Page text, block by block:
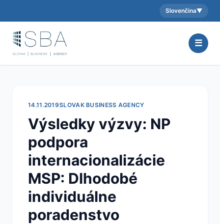
Aktuálny jazyk:
Slovenčina▼
☰
14.11.2019SLOVAK BUSINESS AGENCY
Výsledky výzvy: NP
podpora
internacionalizácie
MSP: Dlhodobé
individuálne
poradenstvo